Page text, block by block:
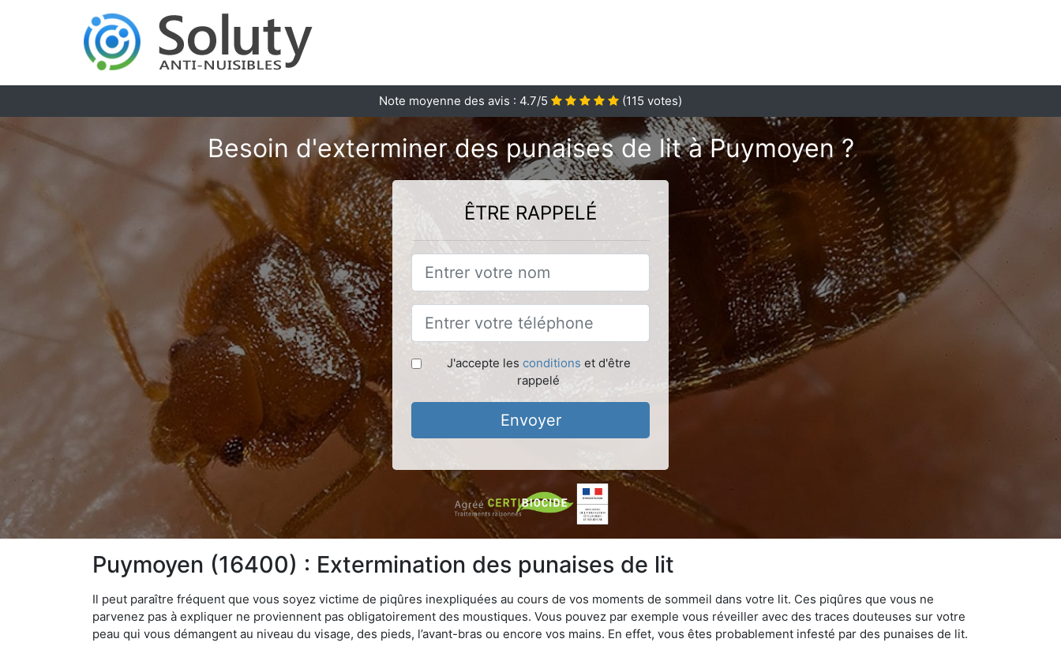
Note moyenne des avis : 4.7/5 (115 votes)
Besoin d'exterminer des punaises de lit à Puymoyen ?
ÊTRE RAPPELÉ
J'accepte les conditions et d'être
rappelé
Envoyer
Puymoyen (16400) : Extermination des punaises de lit
Il peut paraître fréquent que vous soyez victime de piqûres inexpliquées au cours de vos moments de sommeil dans votre lit. Ces piqûres que vous ne
parvenez pas à expliquer ne proviennent pas obligatoirement des moustiques. Vous pouvez par exemple vous réveiller avec des traces douteuses sur votre
peau qui vous démangent au niveau du visage, des pieds, l’avant-bras ou encore vos mains. En effet, vous êtes probablement infesté par des punaises de lit.